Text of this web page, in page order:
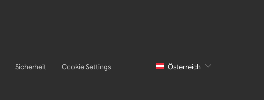
Sicherheit Cookie Settings Österreich